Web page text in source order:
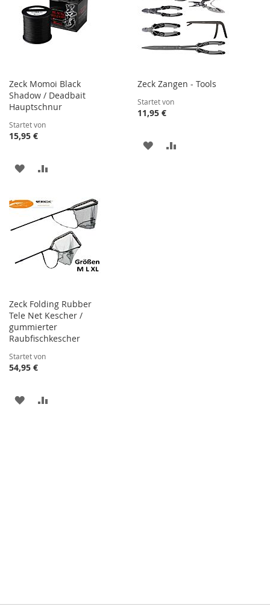
Zeck Momoi Black
Shadow / Deadbait
Hauptschnur
Startet von
15,95 €
ZUR
HINZUFÜGEN
HINZUFÜGEN
Zeck Zangen - Tools
Startet von
11,95 €
ZUR
Zeck Folding Rubber
Tele Net Kescher /
gummierter
Raubfischkescher
Startet von
54,95 €
ZUR